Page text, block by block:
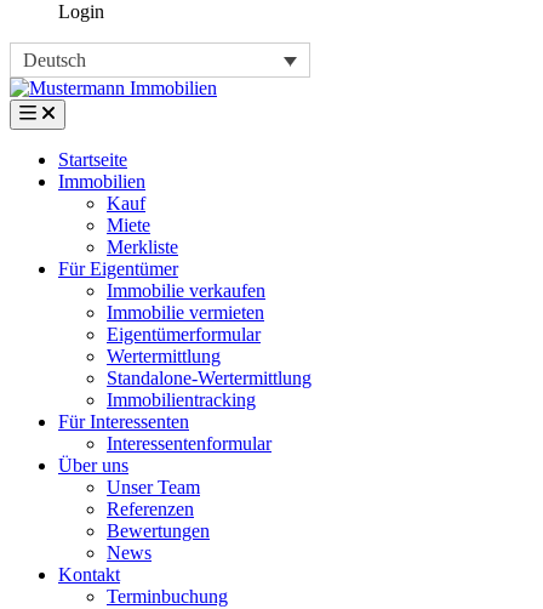
Login
Deutsch
Startseite
Immobilien
Kauf
Miete
Merkliste
Für Eigentümer
Immobilie verkaufen
Immobilie vermieten
Eigentümerformular
Wertermittlung
Standalone-Wertermittlung
Immobilientracking
Für Interessenten
Interessentenformular
Über uns
Unser Team
Referenzen
Bewertungen
News
Kontakt
Terminbuchung